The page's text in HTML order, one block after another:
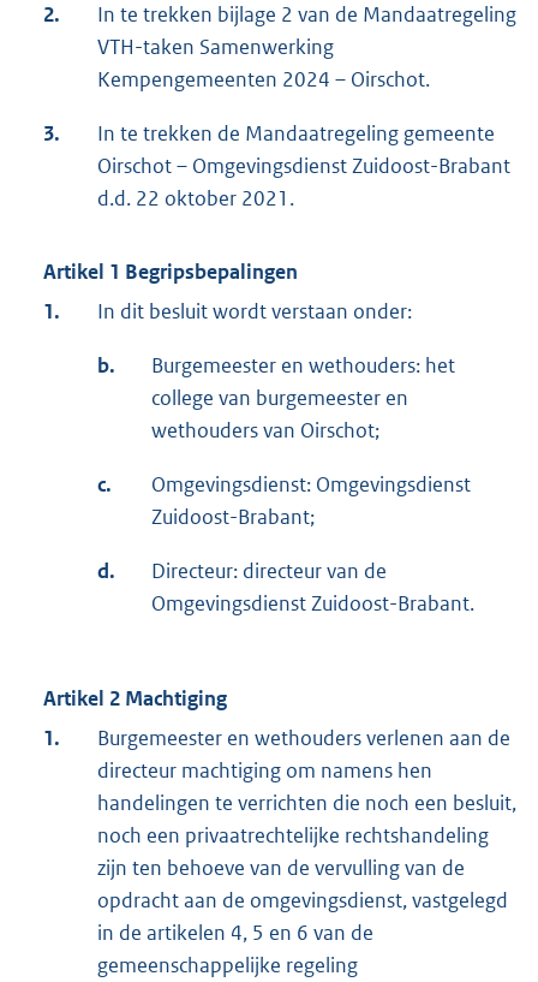
2.
In te trekken bijlage 2 van de Mandaatregeling
VTH-taken Samenwerking
Kempengemeenten 2024 – Oirschot.
3.
In te trekken de Mandaatregeling gemeente
Oirschot – Omgevingsdienst Zuidoost-Brabant
d.d. 22 oktober 2021.
Artikel 1 Begripsbepalingen
1.
In dit besluit wordt verstaan onder:
b.
Burgemeester en wethouders: het
college van burgemeester en
wethouders van Oirschot;
c.
Omgevingsdienst: Omgevingsdienst
Zuidoost-Brabant;
d.
Directeur: directeur van de
Omgevingsdienst Zuidoost-Brabant.
Artikel 2 Machtiging
1.
Burgemeester en wethouders verlenen aan de
directeur machtiging om namens hen
handelingen te verrichten die noch een besluit,
noch een privaatrechtelijke rechtshandeling
zijn ten behoeve van de vervulling van de
opdracht aan de omgevingsdienst, vastgelegd
in de artikelen 4, 5 en 6 van de
gemeenschappelijke regeling